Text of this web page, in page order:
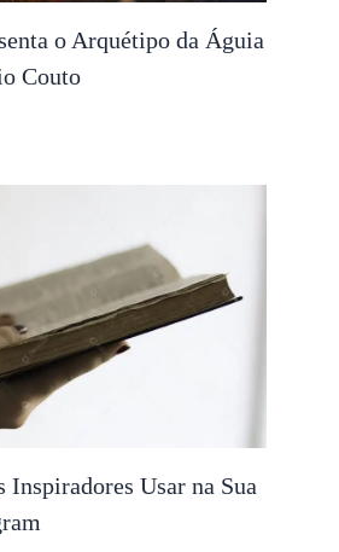
o Arquétipo da Águia
Couto
Inspiradores Usar na Sua